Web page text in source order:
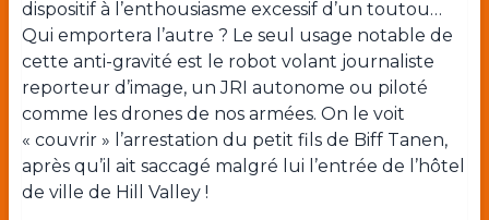
dispositif à l’enthousiasme excessif d’un toutou…
Qui emportera l’autre ? Le seul usage notable de
cette anti-gravité est le robot volant journaliste
reporteur d’image, un JRI autonome ou piloté
comme les drones de nos armées. On le voit
« couvrir » l’arrestation du petit fils de Biff Tanen,
après qu’il ait saccagé malgré lui l’entrée de l’hôtel
de ville de Hill Valley !